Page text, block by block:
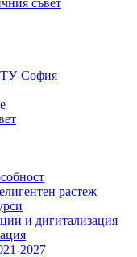
съвет
ТУ-София
растеж
и дигитализация
2027